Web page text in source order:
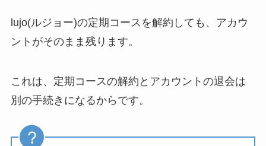
lujo(ルジョー)の定期コースを解約しても、アカウ
ントがそのまま残ります。
これは、定期コースの解約とアカウントの退会は
別の手続きになるからです。